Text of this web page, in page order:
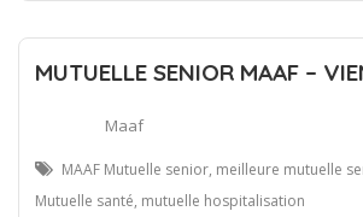
MUTUELLE SENIOR MAAF –
Maaf
MAAF Mutuelle senior, meilleure mutuelle
Mutuelle santé, mutuelle hospitalisation